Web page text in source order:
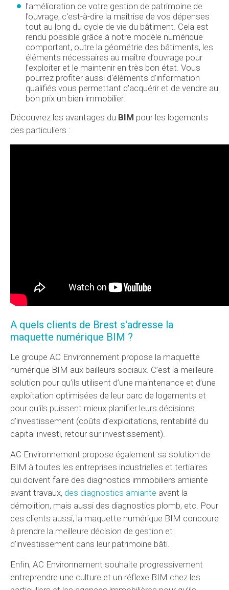
l’amélioration de votre gestion de patrimoine de
l’ouvrage, c'est-à-dire la maîtrise de vos dépenses
tout au long du cycle de vie du bâtiment. Cela est
rendu possible grâce à notre modèle numérique
comportant, outre la géométrie des bâtiments, les
éléments nécessaires au maître d’ouvrage pour
l’exploiter et le maintenir en très bon état. Vous
pourrez profiter aussi d'éléments d'information
qualifiés vous permettant d'acquérir et de vendre au
bon prix un bien immobilier.
Découvrez les avantages du BIM pour les logements
des particuliers :
A quels clients de Brest s'adresse la
maquette numérique BIM ?
Le groupe AC Environnement propose la maquette
numérique BIM aux bailleurs sociaux. C’est la meilleure
solution pour qu’ils utilisent d’une maintenance et d’une
exploitation optimisées de leur parc de logements et
pour qu'ils puissent mieux planifier leurs décisions
d’investissement (coûts d’exploitations, rentabilité du
capital investi, retour sur investissement).
AC Environnement propose également sa solution de
BIM à toutes les entreprises industrielles et tertiaires
qui doivent faire des diagnostics immobiliers amiante
avant travaux, des diagnostics amiante avant la
démolition, mais aussi des diagnostics plomb, etc. Pour
ces clients aussi, la maquette numérique BIM concoure
à prendre la meilleure décision de gestion et
d'investissement dans leur patrimoine bâti.
Enfin, AC Environnement souhaite progressivement
entreprendre une culture et un réflexe BIM chez les